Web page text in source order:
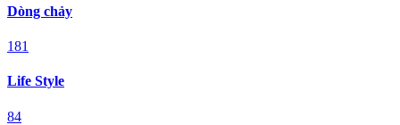
Dòng chảy
181
Life Style
84